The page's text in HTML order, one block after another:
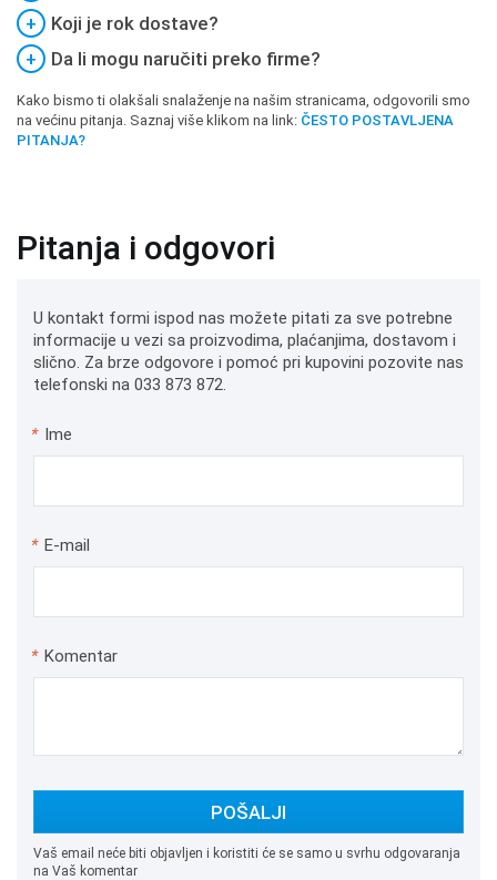
+
Koji je rok dostave?
+
Da li mogu naručiti preko firme?
Kako bismo ti olakšali snalaženje na našim stranicama, odgovorili smo
na većinu pitanja. Saznaj više klikom na link: ČESTO POSTAVLJENA
PITANJA?
Pitanja i odgovori
U kontakt formi ispod nas možete pitati za sve potrebne
informacije u vezi sa proizvodima, plaćanjima, dostavom i
slično. Za brze odgovore i pomoć pri kupovini pozovite nas
telefonski na 033 873 872.
* Ime
* E-mail
* Komentar
POŠALJI
Vaš email neće biti objavljen i koristiti će se samo u svrhu odgovaranja
na Vaš komentar